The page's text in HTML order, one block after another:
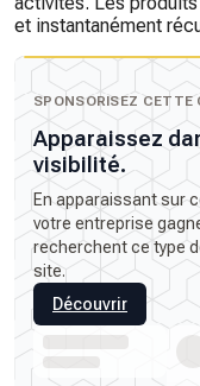
et instantanément
SPONSORISEZ CETTE
Apparaissez
visibilité.
En apparaissant sur
votre entreprise
recherchent ce type
site.
Découvrir